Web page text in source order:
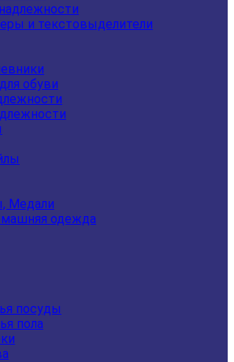
и текстовыделители
обуви
Медали
одежда
посуды
пола